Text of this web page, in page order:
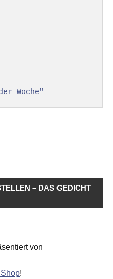
Woche"
– DAS GEDICHT
von
!